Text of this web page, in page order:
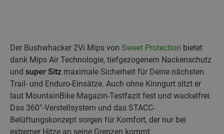
Der Bushwhacker 2Vi Mips von Sweet Protection bietet
dank Mips Air Technologie, tiefgezogenem Nackenschutz
und super Sitz maximale Sicherheit für Deine nächsten
Trail- und Enduro-Einsätze. Auch ohne Kinngurt sitzt er
laut MountainBike Magazin-Testfazit fest und wackelfrei.
Das 360°-Verstellsystem und das STACC-
Belüftungskonzept sorgen für Komfort, der nur bei
extremer Hitze an seine Grenzen kommt.